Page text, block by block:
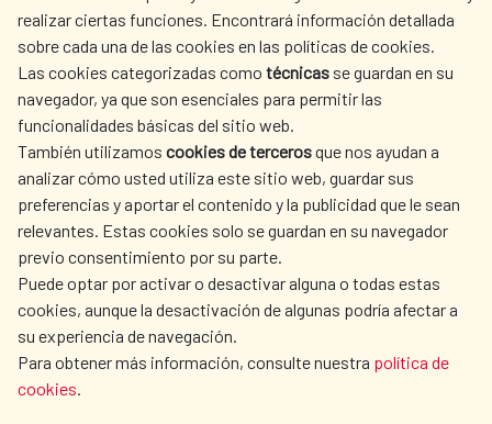
realizar ciertas funciones. Encontrará información detallada
sobre cada una de las cookies en las políticas de cookies.
Las cookies categorizadas como técnicas se guardan en su
navegador, ya que son esenciales para permitir las
funcionalidades básicas del sitio web.
También utilizamos cookies de tercerosque nos ayudan a
analizar cómo usted utiliza este sitio web, guardar sus
preferencias y aportar el contenido y la publicidad que le sean
relevantes. Estas cookies solo se guardan en su navegador
previo consentimiento por su parte.
Puede optar por activar o desactivar alguna o todas estas
cookies, aunque la desactivación de algunas podría afectar a
su experiencia de navegación.
Para obtener más información, consulte nuestra política de
cookies.
AECID
WHERE DO WE COOPERATE?
SPANISH HUMANITARIAN
ACTION
PRESS ROOM
CULTURE AND SCIENCE LIBRARY
OUR SOCIAL MEDIA